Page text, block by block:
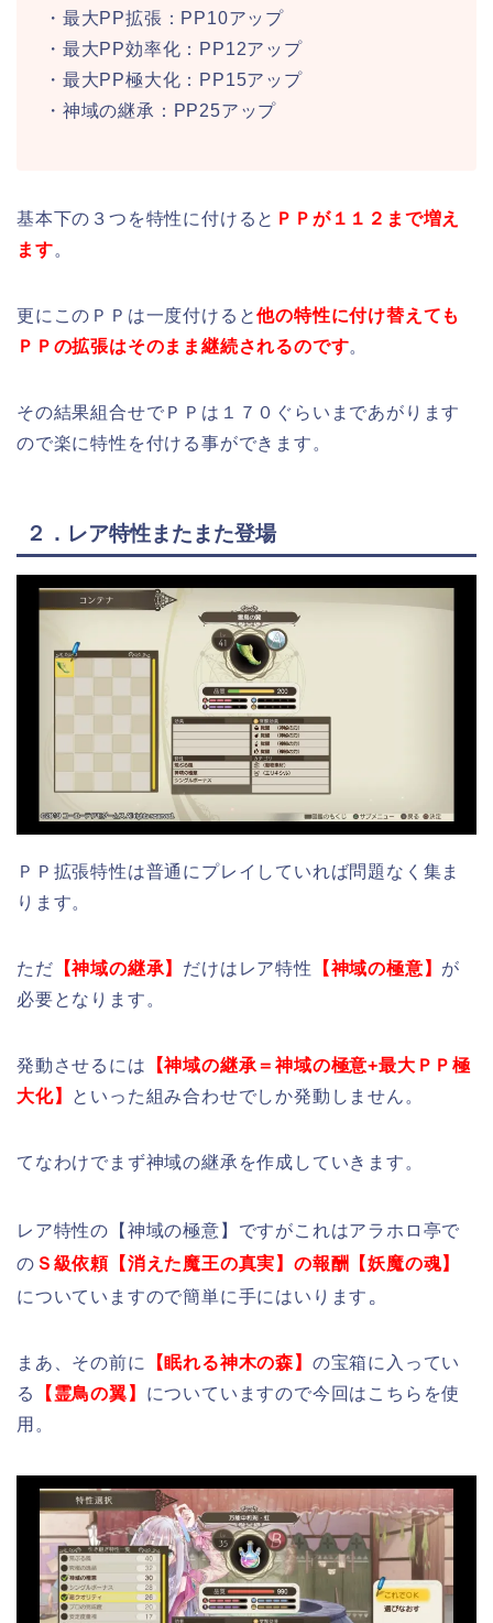
・最大PP拡張：PP10アップ
・最大PP効率化：PP12アップ
・最大PP極大化：PP15アップ
・神域の継承：PP25アップ
基本下の３つを特性に付けると ＰＰが１１２まで増え
ます。
更にこのＰＰは一度付けると他の特性に付け替えても
ＰＰの拡張はそのまま継続されるのです。
その結果組合せでＰＰは１７０ぐらいまであがります
ので楽に特性を付ける事ができます。
２．レア特性またまた登場
ＰＰ拡張特性は普通にプレイしていれば問題なく集ま
ります。
ただ 【神域の継承】 だけはレア特性 【神域の極意】 が
必要となります。
発動させるには 【神域の継承＝神域の極意+最大ＰＰ極
大化】 といった組み合わせでしか発動しません。
てなわけでまず神域の継承を作成していきます。
レア特性の【神域の極意】ですがこれはアラホロ亭で
の Ｓ級依頼【消えた魔王の真実】の報酬【妖魔の魂】
についていますので簡単に手にはいります 。
まあ、その前に 【眠れる神木の森】 の宝箱に入ってい
る
【霊鳥の翼】 についていますので今回はこちらを使
用。